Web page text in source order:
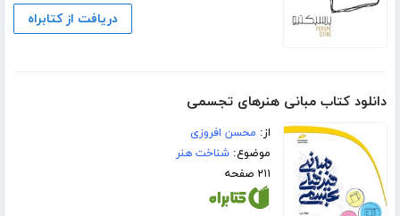
دریافت از کتابراه
دانلود کتاب مبانی هنرهای تجسمی
از: محسن افروزی
موضوع:شناخت هنر
۲۱۱ صفحه